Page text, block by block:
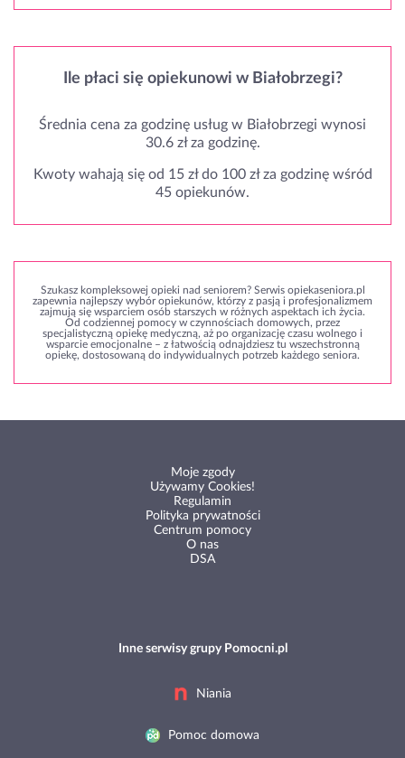
Ile płaci się opiekunowi w Białobrzegi?
Średnia cena za godzinę usług w Białobrzegi wynosi
30.6 zł za godzinę.
Kwoty wahają się od 15 zł do 100 zł za godzinę wśród
45 opiekunów.
Szukasz kompleksowej opieki nad seniorem? Serwis opiekaseniora.pl
zapewnia najlepszy wybór opiekunów, którzy z pasją i profesjonalizmem
zajmują się wsparciem osób starszych w różnych aspektach ich życia.
Od codziennej pomocy w czynnościach domowych, przez
specjalistyczną opiekę medyczną, aż po organizację czasu wolnego i
wsparcie emocjonalne – z łatwością odnajdziesz tu wszechstronną
opiekę, dostosowaną do indywidualnych potrzeb każdego seniora.
Moje zgody
Używamy Cookies!
Regulamin
Polityka prywatności
Centrum pomocy
O nas
DSA
Inne serwisy grupy Pomocni.pl
Niania
Pomoc domowa